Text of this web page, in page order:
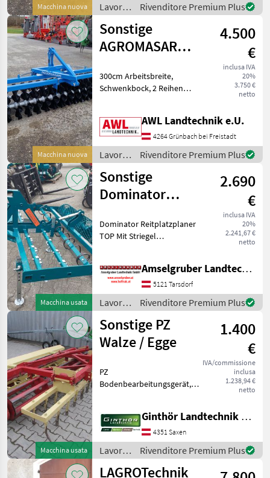
Macchina nuova
Lavorazione
terreno
/
Sonstige
Rivenditore Premium Plus
Macchina nuova
Sonstige
AGROMASAR
Wellscheibenfrontpacker
4.500
€
inclusa IVA
20%
3.750 €
netto
300cm Arbeitsbreite,
Schwenkbock, 2 Reihen
Altri attrezzi per
lavorazione terreno
AWL Landtechnik e.U.
4264 Grünbach bei Freistadt
Lavorazione
terreno
/
Sonstige
Rivenditore Premium Plus
Macchina usata
Sonstige
Dominator
PRO 160-2
2.690
€
inclusa IVA
20%
2.241,67 €
netto
Dominator Reitplatzplaner
TOP Mit Striegel
einstellbar 3-
Punktaufnahme mit
Schwenkbock PKW
Fahrwerk als Zubehör
Amselgruber Landtechnik GmbH
5121 Tarsdorf
Lavorazione
terreno
/
Sonstige
Rivenditore Premium Plus
Macchina usata
Sonstige PZ
Walze / Egge
1.400
€
IVA/commissione
inclusa
1.238,94 €
netto
PZ
Bodenbearbeitungsgerät,
große Walze, Eggenfeld 2
reihig, kleine Walze, große
und kleine Walze sind über
eine K
Ginthör Landtechnik GmbH
4351 Saxen
Lavorazione
terreno
/
Rivenditore Premium Plus
LAGROTechnik